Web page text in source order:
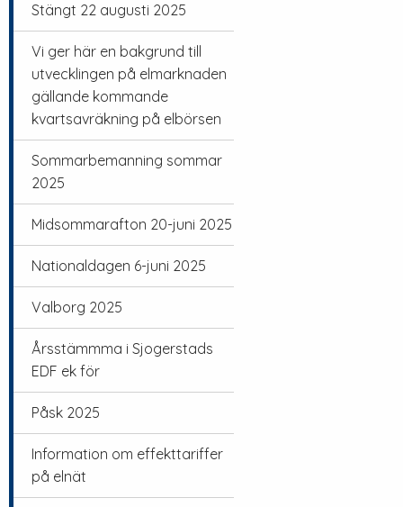
Stängt 22 augusti 2025
Vi ger här en bakgrund till
utvecklingen på elmarknaden
gällande kommande
kvartsavräkning på elbörsen
Sommarbemanning sommar
2025
Midsommarafton 20-juni 2025
Nationaldagen 6-juni 2025
Valborg 2025
Årsstämmma i Sjogerstads
EDF ek för
Påsk 2025
Information om effekttariffer
på elnät